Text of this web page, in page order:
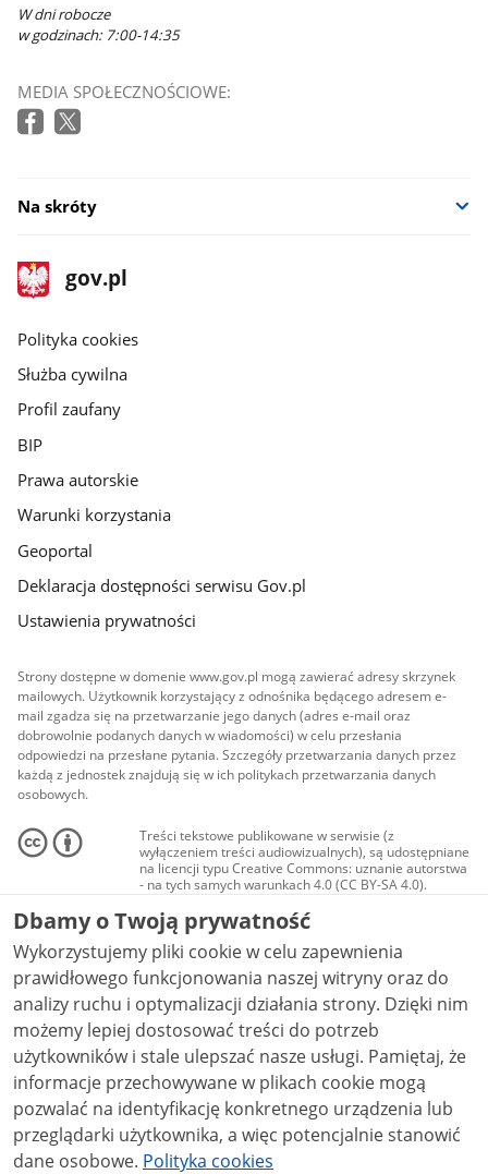
W dni robocze
w godzinach: 7:00-14:35
MEDIA SPOŁECZNOŚCIOWE:
Na skróty
stopka
gov.pl
Strona
gov.pl
gov.pl
Polityka cookies
Służba cywilna
Profil zaufany
BIP
Prawa autorskie
Warunki korzystania
Geoportal
Deklaracja dostępności serwisu Gov.pl
Ustawienia prywatności
Strony dostępne w domenie www.gov.pl mogą zawierać adresy skrzynek
mailowych. Użytkownik korzystający z odnośnika będącego adresem e-
mail zgadza się na przetwarzanie jego danych (adres e-mail oraz
dobrowolnie podanych danych w wiadomości) w celu przesłania
odpowiedzi na przesłane pytania. Szczegóły przetwarzania danych przez
każdą z jednostek znajdują się w ich politykach przetwarzania danych
osobowych.
Treści tekstowe publikowane w serwisie (z
wyłączeniem treści audiowizualnych), są udostępniane
na licencji typu Creative Commons: uznanie autorstwa
- na tych samych warunkach 4.0 (CC BY-SA 4.0).
Materiały audiowizualne, w tym zdjęcia, materiały
audio i wideo, są udostępniane na licencji typu
Creative Commons: uznanie autorstwa użycie
niekomercyjne - bez utworów zależnych 4.0 (CC BY-
NC-ND 4.0), o ile nie jest to stwierdzone inaczej.
Dbamy o Twoją prywatność
Wykorzystujemy pliki cookie w celu zapewnienia
prawidłowego funkcjonowania naszej witryny oraz do
analizy ruchu i optymalizacji działania strony. Dzięki nim
możemy lepiej dostosować treści do potrzeb
użytkowników i stale ulepszać nasze usługi. Pamiętaj, że
informacje przechowywane w plikach cookie mogą
pozwalać na identyfikację konkretnego urządzenia lub
przeglądarki użytkownika, a więc potencjalnie stanowić
dane osobowe. Polityka cookies